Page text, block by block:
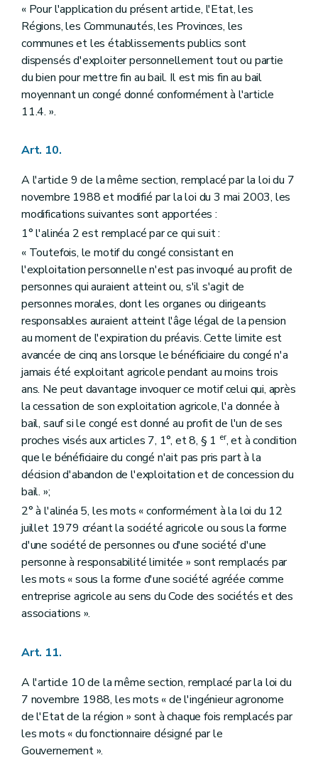
« Pour l'application du présent article, l'Etat, les
Régions, les Communautés, les Provinces, les
communes et les établissements publics sont
dispensés d'exploiter personnellement tout ou partie
du bien pour mettre fin au bail. Il est mis fin au bail
moyennant un congé donné conformément à l'article
11.4. ».
Art. 10.
A l'article 9 de la même section, remplacé par la loi du 7
novembre 1988 et modifié par la loi du 3 mai 2003, les
modifications suivantes sont apportées :
1° l'alinéa 2 est remplacé par ce qui suit :
« Toutefois, le motif du congé consistant en
l'exploitation personnelle n'est pas invoqué au profit de
personnes qui auraient atteint ou, s'il s'agit de
personnes morales, dont les organes ou dirigeants
responsables auraient atteint l'âge légal de la pension
au moment de l'expiration du préavis. Cette limite est
avancée de cinq ans lorsque le bénéficiaire du congé n'a
jamais été exploitant agricole pendant au moins trois
ans. Ne peut davantage invoquer ce motif celui qui, après
la cessation de son exploitation agricole, l'a donnée à
bail, sauf si le congé est donné au profit de l'un de ses
proches visés aux articles 7, 1°, et 8, § 1 er, et à condition
que le bénéficiaire du congé n'ait pas pris part à la
décision d'abandon de l'exploitation et de concession du
bail. »;
2° à l'alinéa 5, les mots « conformément à la loi du 12
juillet 1979 créant la société agricole ou sous la forme
d'une société de personnes ou d'une société d'une
personne à responsabilité limitée » sont remplacés par
les mots « sous la forme d'une société agréée comme
entreprise agricole au sens du Code des sociétés et des
associations ».
Art. 11.
A l'article 10 de la même section, remplacé par la loi du
7 novembre 1988, les mots « de l'ingénieur agronome
de l'Etat de la région » sont à chaque fois remplacés par
les mots « du fonctionnaire désigné par le
Gouvernement ».